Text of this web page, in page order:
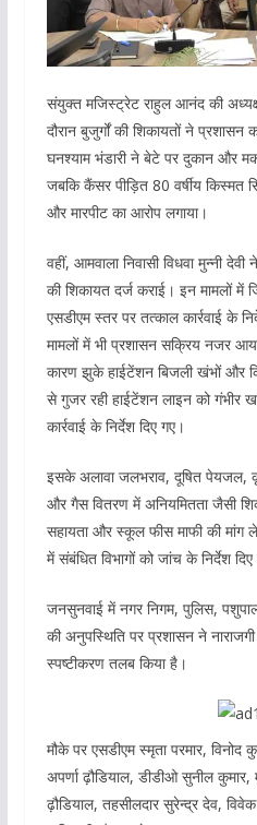
संयुक्त मजिस्ट्रेट राहुल आनंद की
दौरान बुजुर्गों की शिकायतों ने प्रशासन
घनश्याम भंडारी ने बेटे पर दुकान और
जबकि कैंसर पीड़ित 80 वर्षीय किस्मत
और मारपीट का आरोप लगाया।
वहीं, आमवाला निवासी विधवा मुन्नी देवी
की शिकायत दर्ज कराई। इन मामलों में
एसडीएम स्तर पर तत्काल कार्रवाई के
मामलों में भी प्रशासन सक्रिय नजर
कारण झुके हाईटेंशन बिजली खंभों और
से गुजर रही हाईटेंशन लाइन को गंभीर
कार्रवाई के निर्देश दिए गए।
इसके अलावा जलभराव, दूषित पेयजल,
और गैस वितरण में अनियमितता जैसी
सहायता और स्कूल फीस माफी की
में संबंधित विभागों को जांच के निर्देश
जनसुनवाई में नगर निगम, पुलिस,
की अनुपस्थिति पर प्रशासन ने
स्पष्टीकरण तलब किया है।
मौके पर एसडीएम स्मृता परमार, विनोद
अपर्णा ढ़ौडियाल, डीडीओ सुनील कुमार,
ढ़ौडियाल, तहसीलदार सुरेन्द्र देव,